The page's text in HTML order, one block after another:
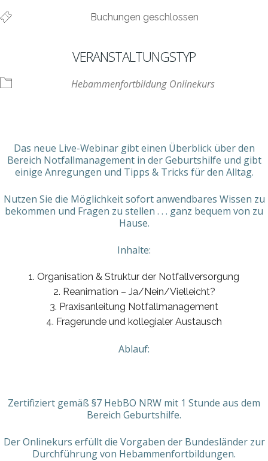
Buchungen geschlossen
VERANSTALTUNGSTYP
Hebammenfortbildung Onlinekurs
Das neue Live-Webinar gibt einen Überblick über den
Bereich Notfallmanagement in der Geburtshilfe und gibt
einige Anregungen und Tipps & Tricks für den Alltag.
Nutzen Sie die Möglichkeit sofort anwendbares Wissen zu
bekommen und Fragen zu stellen . . . ganz bequem von zu
Hause.
Inhalte:
Organisation & Struktur der Notfallversorgung
Reanimation – Ja/Nein/Vielleicht?
Praxisanleitung Notfallmanagement
Fragerunde und kollegialer Austausch
Ablauf:
Zertifiziert gemäß §7 HebBO NRW mit 1 Stunde aus dem
Bereich Geburtshilfe.
Der Onlinekurs erfüllt die Vorgaben der Bundesländer zur
Durchführung von Hebammenfortbildungen.